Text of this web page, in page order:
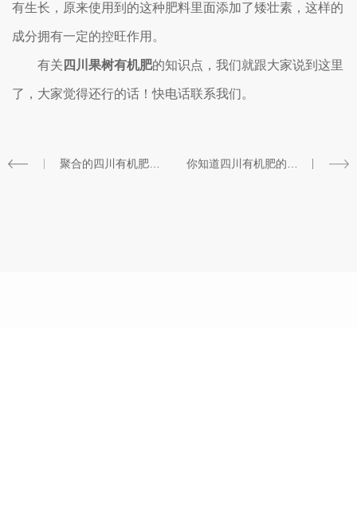
有生长，原来使用到的这种肥料里面添加了矮壮素，这样的
成分拥有一定的控旺作用。
有关 四川果树有机肥的知识点，我们就跟大家说到这里
了，大家觉得还行的话！快电话联系我们。